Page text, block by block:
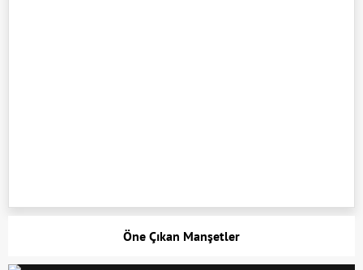
Öne Çıkan Manşetler